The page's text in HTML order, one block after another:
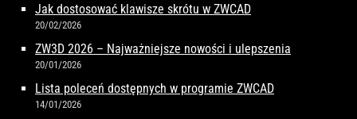
Jak dostosować klawisze skrótu w ZWCAD
20/02/2026
ZW3D 2026 – Najważniejsze nowości i ulepszenia
20/01/2026
Lista poleceń dostępnych w programie ZWCAD
14/01/2026